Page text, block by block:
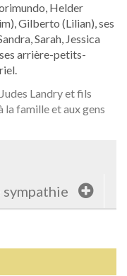
Helder
Gilberto (Lilian), ses
Sarah, Jessica
arrière-petits-
Landry et fils
la famille et aux gens
sympathie